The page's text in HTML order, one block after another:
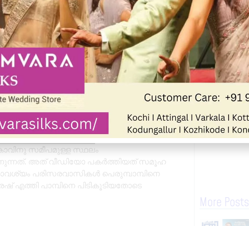
സമീപമുള്ള സ്ഥലം
അത് വീഡിയോ പകർത്തിയത് സമൂഹ
പരിസരവാസികൾ പെരുമ്പാമ്പിനെ
എത്തി പാമ്പിനെ പിടികൂടിയതോടെ
More Posts